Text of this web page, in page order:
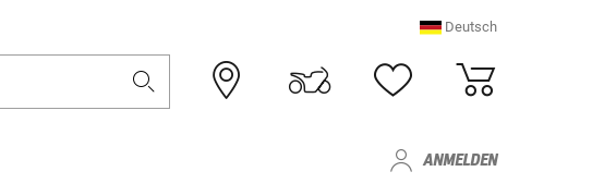
Deutsch
ANMELDEN